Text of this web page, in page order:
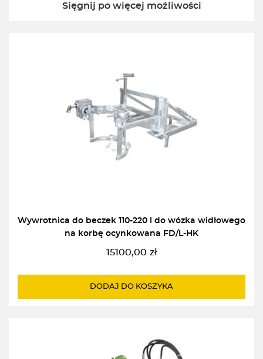
Sięgnij po więcej możliwości
Wywrotnica do beczek 110-220 l do wózka widłowego
na korbę ocynkowana FD/L-HK
15100,00 zł
DODAJ DO KOSZYKA